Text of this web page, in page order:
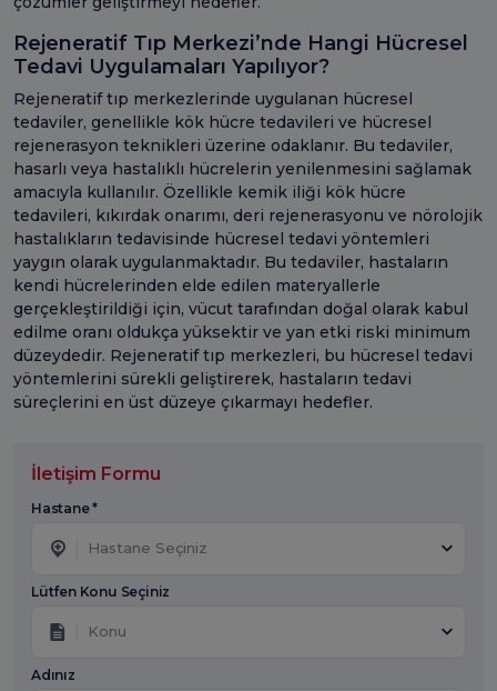
Rejeneratif Tıp Merkezi’nde Hangi Hücresel
Tedavi Uygulamaları Yapılıyor?
Rejeneratif tıp merkezlerinde uygulanan hücresel
tedaviler, genellikle kök hücre tedavileri ve hücresel
rejenerasyon teknikleri üzerine odaklanır. Bu tedaviler,
hasarlı veya hastalıklı hücrelerin yenilenmesini sağlamak
amacıyla kullanılır. Özellikle kemik iliği kök hücre
tedavileri, kıkırdak onarımı, deri rejenerasyonu ve nörolojik
hastalıkların tedavisinde hücresel tedavi yöntemleri
yaygın olarak uygulanmaktadır. Bu tedaviler, hastaların
kendi hücrelerinden elde edilen materyallerle
gerçekleştirildiği için, vücut tarafından doğal olarak kabul
edilme oranı oldukça yüksektir ve yan etki riski minimum
düzeydedir. Rejeneratif tıp merkezleri, bu hücresel tedavi
yöntemlerini sürekli geliştirerek, hastaların tedavi
süreçlerini en üst düzeye çıkarmayı hedefler.
İletişim Formu
Hastane *
Hastane Seçiniz
Lütfen Konu Seçiniz
Konu
Adınız